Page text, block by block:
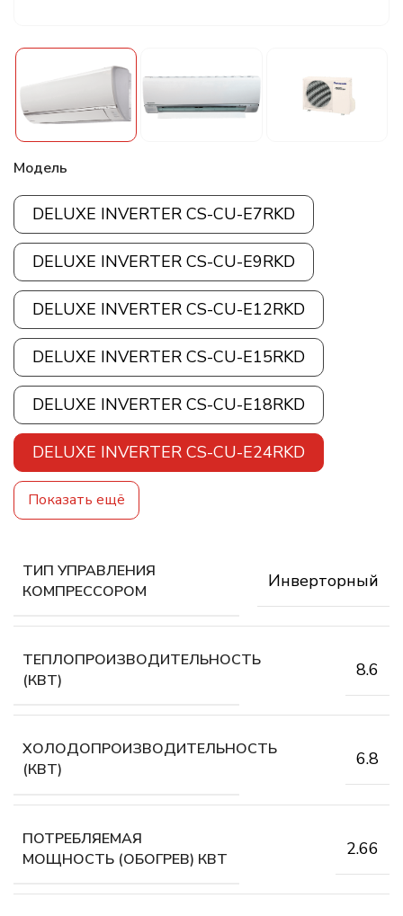
Модель
DELUXE INVERTER CS-CU-E7RKD
DELUXE INVERTER CS-CU-E9RKD
DELUXE INVERTER CS-CU-E12RKD
DELUXE INVERTER CS-CU-E15RKD
DELUXE INVERTER CS-CU-E18RKD
DELUXE INVERTER CS-CU-E24RKD
Показать ещё
ТИП УПРАВЛЕНИЯ
КОМПРЕССОРОМ
Инверторный
ТЕПЛОПРОИЗВОДИТЕЛЬНОСТЬ
(КВТ)
8.6
ХОЛОДОПРОИЗВОДИТЕЛЬНОСТЬ
(КВТ)
6.8
ПОТРЕБЛЯЕМАЯ
МОЩНОСТЬ (ОБОГРЕВ) КВТ
2.66